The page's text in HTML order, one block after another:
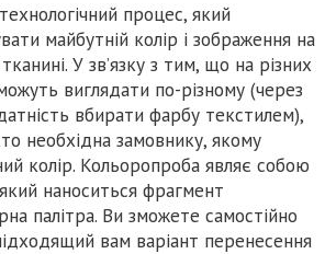
процес, який
майбутній колір і зображення на
У зв’язку з тим, що на різних
виглядати по-різному (через
вбирати фарбу текстилем),
необхідна замовнику, якому
колір. Кольоропроба являє собою
наноситься фрагмент
палітра. Ви зможете самостійно
вам варіант перенесення